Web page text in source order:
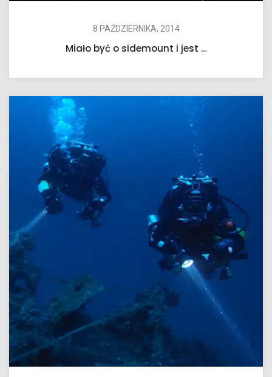
8 PAŹDZIERNIKA, 2014
Miało być o sidemount i jest …